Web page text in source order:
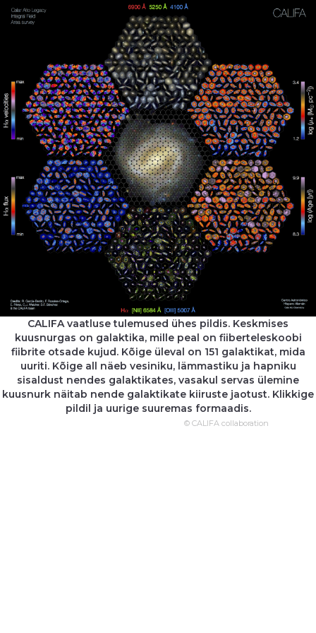
CALIFA vaatluse tulemused ühes pildis. Keskmises
kuusnurgas on galaktika, mille peal on fiiberteleskoobi
fiibrite otsade kujud. Kõige üleval on 151 galaktikat, mida
uuriti. Kõige all näeb vesiniku, lämmastiku ja hapniku
sisaldust nendes galaktikates, vasakul servas ülemine
kuusnurk näitab nende galaktikate kiiruste jaotust. Klikkige
pildil ja uurige suuremas formaadis.
© CALIFA collaboration